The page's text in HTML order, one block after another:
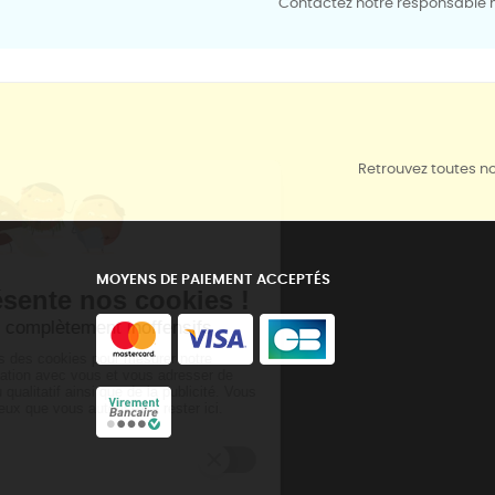
Contactez notre responsable
Retrouvez toutes
MOYENS DE PAIEMENT ACCEPTÉS